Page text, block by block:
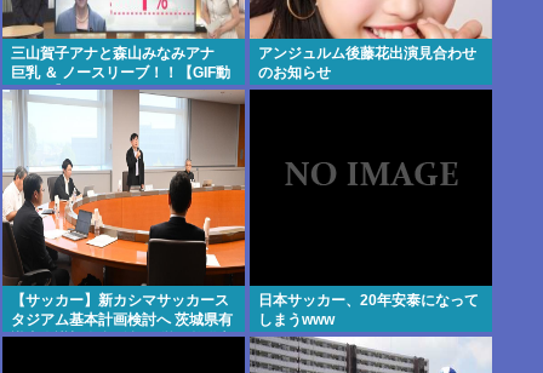
三山賀子アナと森山みなみアナ
巨乳 ＆ ノースリーブ！！【GIF動
画あり】
アンジュルム後藤花出演見合わせ
のお知らせ
【サッカー】新カシマサッカース
タジアム基本計画検討へ 茨城県有
識者会議初会合 公設民営で整備方
日本サッカー、20年安泰になって
しまうwww